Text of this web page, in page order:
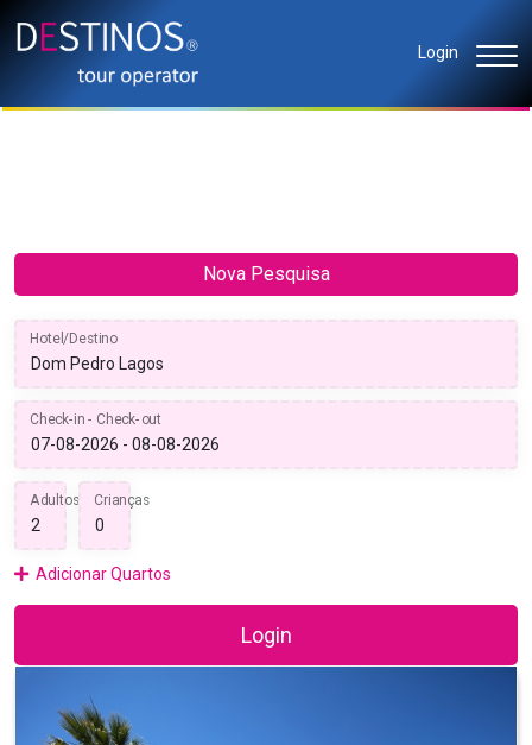
Login
Nova Pesquisa
Hotel/Destino
Check-in - Check-out
Adultos Crianças
Adicionar Quartos
Login